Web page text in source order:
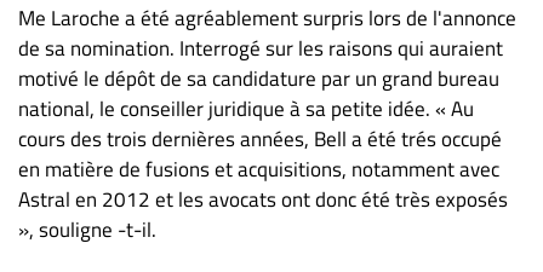
Me Laroche a été agréablement surpris lors de l'annonce
de sa nomination. Interrogé sur les raisons qui auraient
motivé le dépôt de sa candidature par un grand bureau
national, le conseiller juridique à sa petite idée. « Au
cours des trois dernières années, Bell a été trés occupé
en matière de fusions et acquisitions, notamment avec
Astral en 2012 et les avocats ont donc été très exposés
», souligne -t-il.